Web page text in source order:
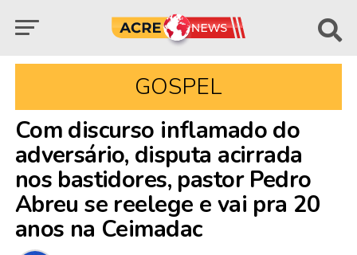
GOSPEL
Com discurso inflamado do
adversário, disputa acirrada
nos bastidores, pastor Pedro
Abreu se reelege e vai pra 20
anos na Ceimadac